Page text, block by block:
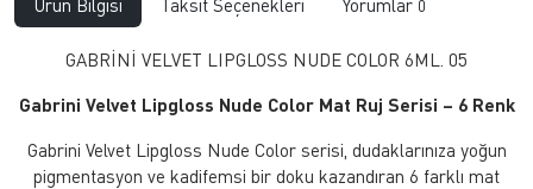
Ürün Bilgisi Taksit Seçenekleri Yorumlar 0
GABRİNİ VELVET LIPGLOSS NUDE COLOR 6ML. 05
Gabrini Velvet Lipgloss Nude Color Mat Ruj Serisi – 6 Renk
Gabrini Velvet Lipgloss Nude Color serisi, dudaklarınıza yoğun
pigmentasyon ve kadifemsi bir doku kazandıran 6 farklı mat